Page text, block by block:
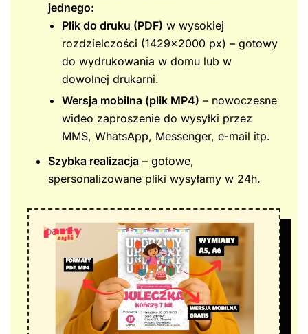
jednego:
Plik do druku (PDF) w wysokiej
rozdzielczości (1429×2000 px) – gotowy
do wydrukowania w domu lub w
dowolnej drukarni.
Wersja mobilna (plik MP4) – nowoczesne
wideo zaproszenie do wysyłki przez
MMS, WhatsApp, Messenger, e-mail itp.
Szybka realizacja – gotowe,
spersonalizowane pliki wysyłamy w 24h.